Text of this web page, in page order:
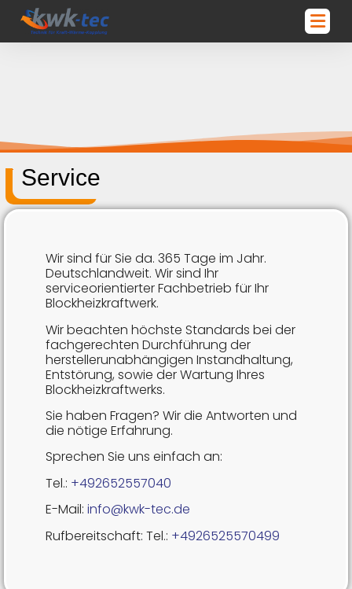
Service
Wir sind für Sie da. 365 Tage im Jahr.
Deutschlandweit. Wir sind Ihr
serviceorientierter Fachbetrieb für Ihr
Blockheizkraftwerk.
Wir beachten höchste Standards bei der
fachgerechten Durchführung der
herstellerunabhängigen Instandhaltung,
Entstörung, sowie der Wartung Ihres
Blockheizkraftwerks.
Sie haben Fragen? Wir die Antworten und
die nötige Erfahrung.
Sprechen Sie uns einfach an:
Tel.: +492652557040
E-Mail: info@kwk-tec.de
Rufbereitschaft: Tel.: +4926525570499